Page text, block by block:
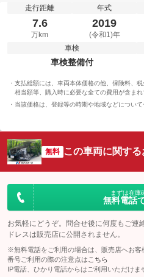
走行距離
7.6
万km
年式
2019
(令和1)年
車検
車検整備付
支払総額には、車両本体価格の他、保険料、
相当額等、購入時に必要な全ての費用が含まれ
当該価格は、登録等の時期や地域などについ
無料 この車両に関す
まずは在庫
無料電話
お気軽にどうぞ。問合せ後に何度もご連
ドレスは販売店に公開されません。
※無料電話をご利用の場合は、販売店へお
番号ご利用の際の注意点は こちら
IP電話、ひかり電話からはご利用いただけま